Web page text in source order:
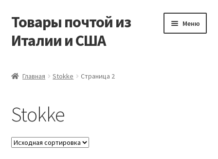
Перейти
навигации
Перейти
содержимому
Товары почтой из
Италии и США
Меню
Корзина
Мой аккаунт
Главная Stokke Страница 2
Stokke